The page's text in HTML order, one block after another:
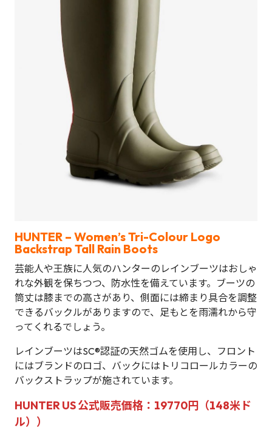
HUNTER – Women’s Tri-Colour Logo
Backstrap Tall Rain Boots
芸能人や王族に人気のハンターのレインブーツはおしゃ
れな外観を保ちつつ、防水性を備えています。ブーツの
筒丈は膝までの高さがあり、側面には締まり具合を調整
できるバックルがありますので、足もとを雨濡れから守
ってくれるでしょう。
レインブーツはSC®認証の天然ゴムを使用し、フロント
にはブランドのロゴ、バックにはトリコロールカラーの
バックストラップが施されています。
HUNTER US 公式販売価格：19770円（148米ド
ル））